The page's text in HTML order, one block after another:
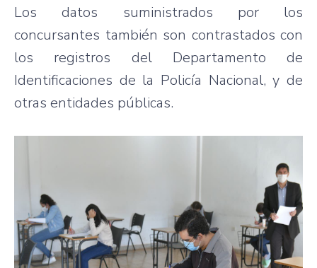
Los datos suministrados por los
concursantes también son contrastados con
los registros del Departamento de
Identificaciones de la Policía Nacional, y de
otras entidades públicas.